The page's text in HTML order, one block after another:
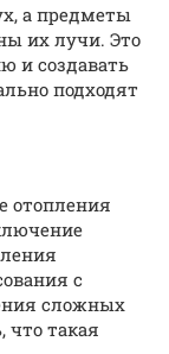
а предметы
их лучи. Это
и создавать
подходят
отопления
с
сложных
такая